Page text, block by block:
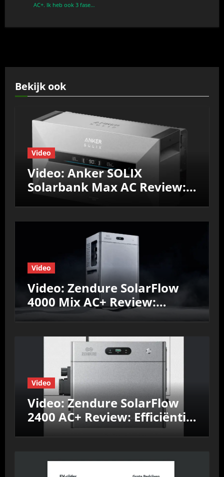
AC+. Ik heb ook 3 fase…
Bekijk ook
Video
Video: Anker SOLIX
Solarbank Max AC Review:
Efficiëntie, prestaties &
Video
Video: Zendure SolarFlow
4000 Mix AC+ Review:
Efficiëntie, prestaties &
Video
Video: Zendure SolarFlow
2400 AC+ Review: Efficiëntie,
prestaties &